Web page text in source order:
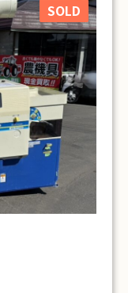
SOLD